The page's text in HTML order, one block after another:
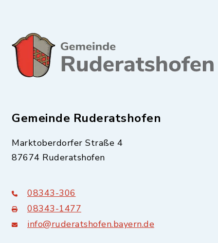
Gemeinde Ruderatshofen
Marktoberdorfer Straße 4
87674 Ruderatshofen
08343-306
08343-1477
info@ruderatshofen.bayern.de